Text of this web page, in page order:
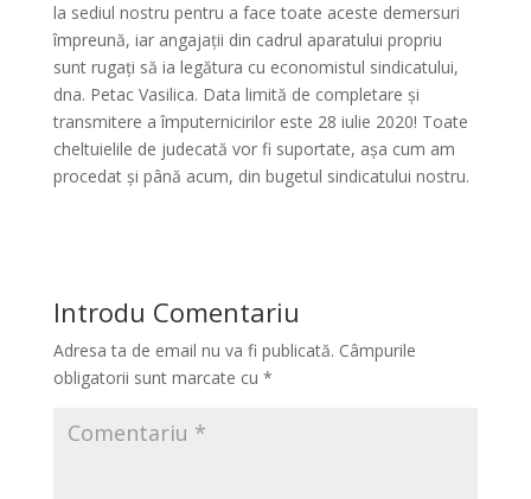
la sediul nostru pentru a face toate aceste demersuri
împreună, iar angajații din cadrul aparatului propriu
sunt rugați să ia legătura cu economistul sindicatului,
dna. Petac Vasilica. Data limită de completare și
transmitere a împuternicirilor este 28 iulie 2020! Toate
cheltuielile de judecată vor fi suportate, așa cum am
procedat și până acum, din bugetul sindicatului nostru.
Introdu Comentariu
Adresa ta de email nu va fi publicată. Câmpurile
obligatorii sunt marcate cu *